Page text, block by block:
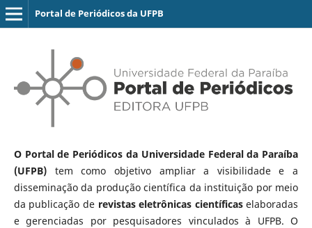
Portal de Periódicos da UFPB
O Portal de Periódicos da Universidade Federal da Paraíba
(UFPB)tem como objetivo ampliar a visibilidade e a
disseminação da produção científica da instituição por meio
da publicação de revistas eletrônicas científicaselaboradas
e gerenciadas por pesquisadores vinculados à UFPB. O